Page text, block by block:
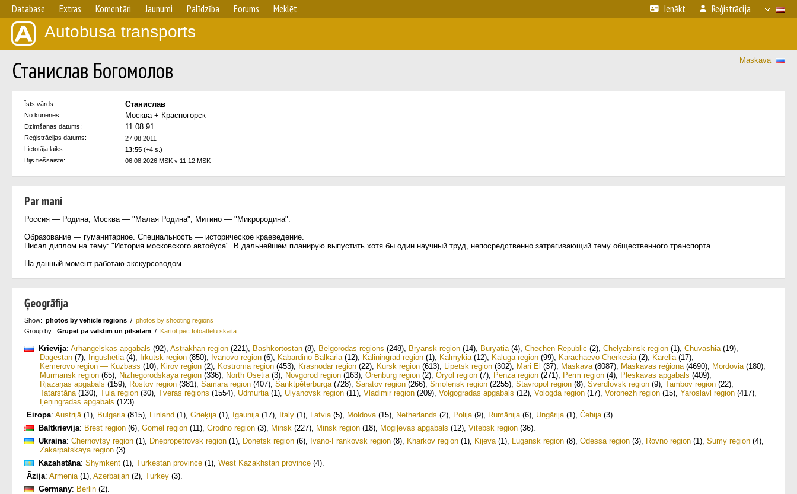
Database Extras Komentāri Jaunumi Palīdzība Forums Meklēt Ienākt Reģistrācija
Autobusa transports
Maskava
Станислав Богомолов
Īsts vārds: Станислав
No kurienes: Москва + Красногорск
Dzimšanas datums: 11.08.91
Reģistrācijas datums:
27.08.2011
Lietotāja laiks:
13:55 (+4 s.)
Bijs tiešsaistē:
06.08.2026 MSK v 11:12 MSK
Par mani
Россия — Родина, Москва — "Малая Родина", Митино — "Микрородина".
Образование — гуманитарное. Специальность — историческое краеведение.
Писал диплом на тему: "История московского автобуса". В дальнейшем планирую выпустить хотя бы один научный труд, непосредственно затрагивающий тему общественного транспорта.
На данный момент работаю экскурсоводом.
Ģeogrāfija
Show: photos by vehicle regions / photos by shooting regions
Group by: Grupēt pa valstīm un pilsētām / Kārtot pēc fotoattēlu skaita
Krievija: Arhangeļskas apgabals (92), Astrakhan region (221), Bashkortostan (8), Belgorodas reģions (248), Bryansk region (14), Buryatia(4), Chechen Republic (2), Chelyabinsk region (1), Chuvashia(19),
Dagestan (7), Ingushetia(4), Irkutsk region (850), Ivanovo region (6), Kabardino-Balkaria(12), Kaliningrad region (1), Kalmykia(12), Kaluga region (99), Karachaevo-Cherkesia(2), Karelia(17),
Kemerovo region — Kuzbass (10), Kirov region (2), Kostroma region (453), Krasnodar region (22), Kursk region (613), Lipetsk region (302), Mari El (37), Maskava(8087), Maskavas reģionā(4690), Mordovia(180),
Murmansk region (65), Nizhegorodskaya region (336), North Osetia(3), Novgorod region (163), Orenburg region (2), Oryol region (7), Penza region (271), Perm region (4), Pleskavas apgabals (409),
Rjazaņas apgabals (159), Rostov region (381), Samara region (407), Sanktpēterburga(728), Saratov region (266), Smolensk region (2255), Stavropol region (8), Sverdlovsk region (9), Tambov region (22),
Tatarstāna(130), Tula region (30), Tveras reģions (1554), Udmurtia(1), Ulyanovsk region (11), Vladimir region (209), Volgogradas apgabals (12), Vologda region (17), Voronezh region (15), Yaroslavl region (417),
Ļeņingradas apgabals (123).
Eiropa: Austrijā(1), Bulgaria(815), Finland (1), Grieķija(1), Igaunija(17), Italy (1), Latvia(5), Moldova(15), Netherlands (2), Polija(9), Rumānija(6), Ungārija(1), Čehija(3).
Baltkrievija: Brest region (6), Gomel region (11), Grodno region (3), Minsk (227), Minsk region (18), Mogiļevas apgabals (12), Vitebsk region (36).
Ukraina: Chernovtsy region (1), Dnepropetrovsk region (1), Donetsk region (6), Ivano-Frankovsk region (8), Kharkov region (1), Kijeva(1), Lugansk region (8), Odessa region (3), Rovno region (1), Sumy region (4),
Zakarpatskaya region (3).
Kazahstāna: Shymkent (1), Turkestan province (1), West Kazakhstan province (4).
Āzija: Armenia(1), Azerbaijan (2), Turkey (3).
Germany: Berlin (2).